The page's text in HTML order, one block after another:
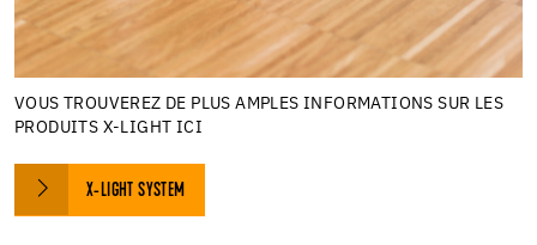
VOUS TROUVEREZ DE PLUS AMPLES INFORMATIONS SUR LES
PRODUITS X-LIGHT ICI
X-LIGHT SYSTEM